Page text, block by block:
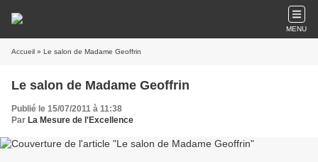
MENU
Accueil » Le salon de Madame Geoffrin
Le salon de Madame Geoffrin
Publié le 15/07/2011 à 11:38
Par La Mesure de l'Excellence